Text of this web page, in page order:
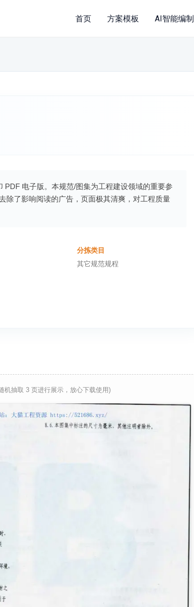
首页 方案模板 AI智能编制
PDF 电子版。本规范/图集为工程建设领域的重要参
除了影响阅读的广告，页面极其清爽，对工程质量
分拣类目
其它规范规程
机抽取 3 页进行展示，放心下载使用)